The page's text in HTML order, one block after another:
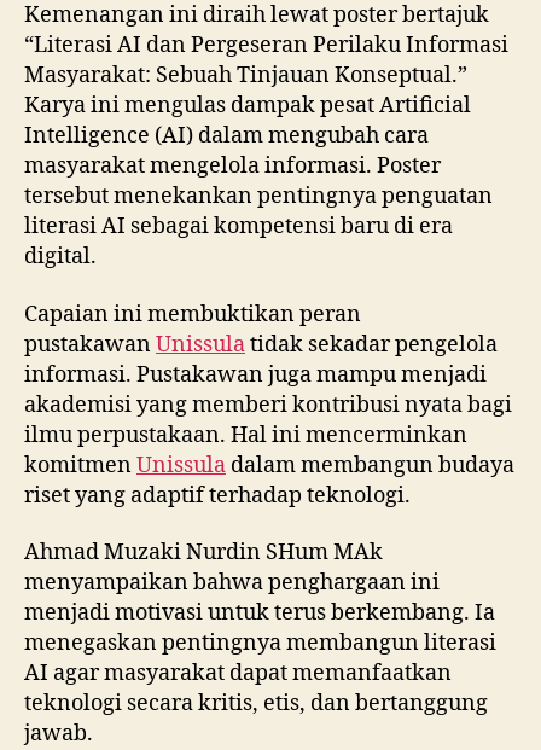
Kemenangan ini diraih lewat poster bertajuk
“Literasi AI dan Pergeseran Perilaku Informasi
Masyarakat: Sebuah Tinjauan Konseptual.”
Karya ini mengulas dampak pesat Artificial
Intelligence (AI) dalam mengubah cara
masyarakat mengelola informasi. Poster
tersebut menekankan pentingnya penguatan
literasi AI sebagai kompetensi baru di era
digital.
Capaian ini membuktikan peran
pustakawanUnissulatidak sekadar pengelola
informasi. Pustakawan juga mampu menjadi
akademisi yang memberi kontribusi nyata bagi
ilmu perpustakaan. Hal ini mencerminkan
komitmenUnissula dalam membangun budaya
riset yang adaptif terhadap teknologi.
Ahmad Muzaki Nurdin SHum MAk
menyampaikan bahwa penghargaan ini
menjadi motivasi untuk terus berkembang. Ia
menegaskan pentingnya membangun literasi
AI agar masyarakat dapat memanfaatkan
teknologi secara kritis, etis, dan bertanggung
jawab.